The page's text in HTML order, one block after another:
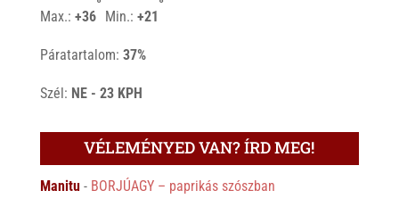
Max.: +36
°
Min.: +21
°
Páratartalom: 37%
Szél: NE - 23 KPH
VÉLEMÉNYED VAN? ÍRD MEG!
Manitu- BORJÚAGY – paprikás szószban